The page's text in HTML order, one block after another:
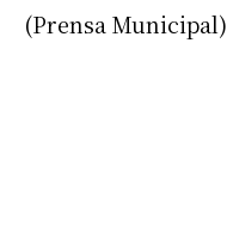
(Prensa Municipal)